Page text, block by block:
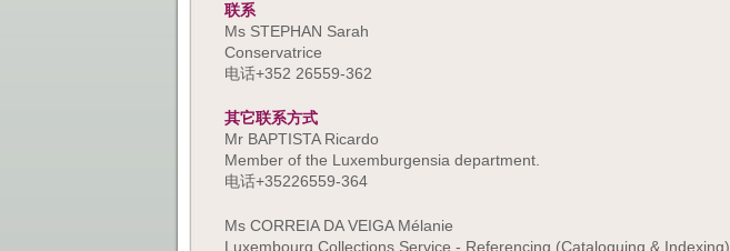
联系
Ms STEPHAN Sarah
Conservatrice
电话+352 26559-362
其它联系方式
Mr BAPTISTA Ricardo
Member of the Luxemburgensia department.
电话+35226559-364
Ms CORREIA DA VEIGA Mélanie
Luxembourg Collections Service - Referencing (Cataloguing & Indexing)